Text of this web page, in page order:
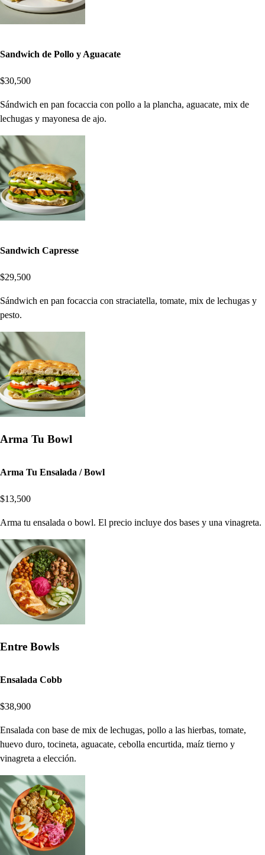
Sandwich de Pollo y Aguacate
$30,500
Sándwich en pan focaccia con pollo a la plancha, aguacate, mix de
lechugas y mayonesa de ajo.
Sandwich Capresse
$29,500
Sándwich en pan focaccia con straciatella, tomate, mix de lechugas y
pesto.
Arma Tu Bowl
Arma Tu Ensalada / Bowl
$13,500
Arma tu ensalada o bowl. El precio incluye dos bases y una vinagreta.
Entre Bowls
Ensalada Cobb
$38,900
Ensalada con base de mix de lechugas, pollo a las hierbas, tomate,
huevo duro, tocineta, aguacate, cebolla encurtida, maíz tierno y
vinagreta a elección.